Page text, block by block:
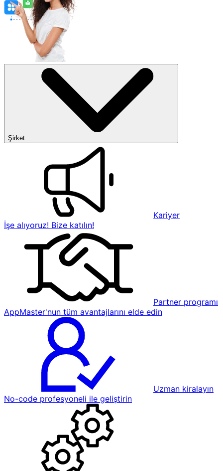
Şirket
Kariyer
İşe alıyoruz! Bize katılın!
Partner programı
AppMaster'nun tüm avantajlarını elde edin
Uzman kiralayın
No-code profesyoneli ile geliştirin